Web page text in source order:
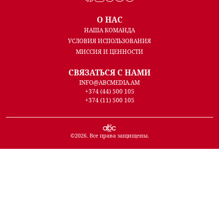
О НАС
НАША КОМАНДА
УСЛОВИЯ ИСПОЛЬЗОВАНИЯ
МИССИЯ И ЦЕННОСТИ
СВЯЗАТЬСЯ С НАМИ
INFO@ABCMEDIA.AM
+374 (44) 500 105
+374 (11) 500 105
©2026. Все права защищены.